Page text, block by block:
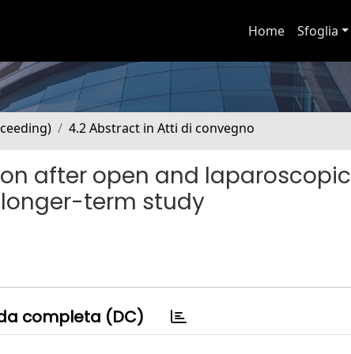
Home Sfoglia
4.2 Abstract in Atti di convegno
after open and laparoscopic
term study
completa (DC)